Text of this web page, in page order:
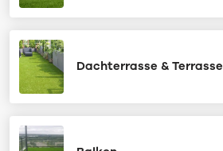
Dachterrasse & Terrasse